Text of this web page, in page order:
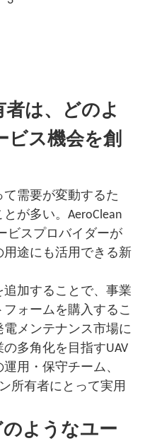
は、どのよ
ビス機会を創
需要が変動するた
が多い。AeroClean
ビスプロバイダーが
途にも活用できる新
加することで、事業
ォームを購入するこ
メンテナンス市場に
多角化を目指すUAV
用・保守チーム、
所有者にとって実用
のようなユー